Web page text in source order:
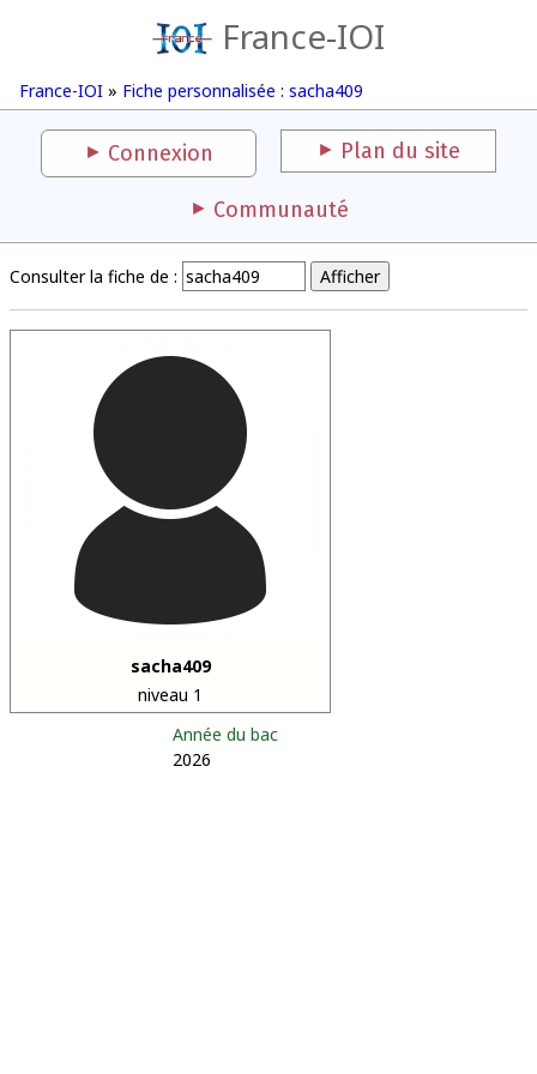
France-IOI
France-IOI » Fiche personnalisée : sacha409
Connexion Plan du site
Communauté
Consulter la fiche de :
sacha409
niveau 1
Année du bac
2026